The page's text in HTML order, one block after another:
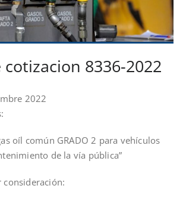
8336-2022
2022
oíl común GRADO 2 para vehículos
de la vía pública”
consideración: